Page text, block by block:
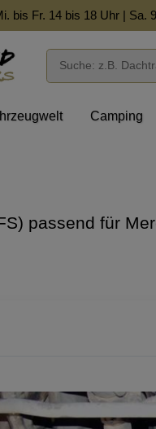
bis Fr. 14 bis 18 Uhr | Sa.
Camping
passend für